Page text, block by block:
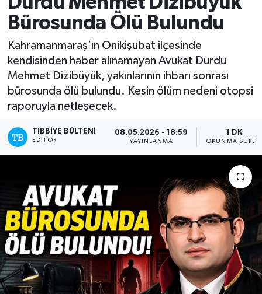
Bürosunda Ölü Bulundu
Kahramanmaraş’ın Onikişubat ilçesinde
kendisinden haber alınamayan Avukat Durdu
Mehmet Dizibüyük, yakınlarının ihbarı sonrası
bürosunda ölü bulundu. Kesin ölüm nedeni otopsi
raporuyla netleşecek.
TIBBIYE BÜLTENI
EDITÖR
08.05.2026 - 18:59
YAYINLANMA
1 DK
OKUNMA
Mevzuat